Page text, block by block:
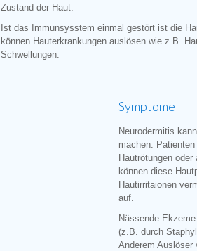
Zustand der Haut.
Ist das Immunsysstem einmal gestört ist die
können Hauterkrankungen auslösen wie z.B.
Schwellungen.
Symptome
Neurodermitis
machen.
Hautrötungen
können diese
Hautirritaionen
auf.
Nässende
(z.B. durch
Anderem Auslöser